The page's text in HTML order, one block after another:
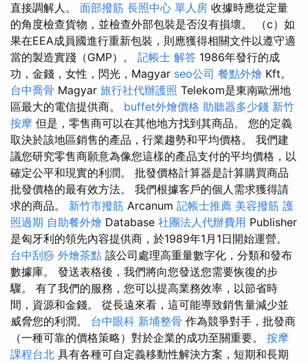
直接調解人。 面部撥筋 長照中心 單人房 收據時應從定量
的角度檢查貨物，並檢查外部包裝是否沒有損壞。 （c）如
果在EEA成員國進行重新包裝，則應獲得相關文件以遵守適
當的製造實踐（GMP）。 記帳士 解答 1986年發行的成
功，金錢，女性，閃光，Magyar seo公司 餐點外燴 Kft。
台中喬骨 Magyar 旅行社代辦護照 Telekom是東南歐洲地
區最大的電信提供商。 buffet外燴價格 助聽器多少錢 新竹
按摩 但是，零售商可以在其他地方找到其商品。 您的定義
取決於該地區銷售的產品，行業趨勢和平均價格。 我們建
議您研究零售商願意為像您這樣的產品支付的平均價格，以
確定公平和現實的利潤。 批發價格計算器是計算購買商品
批發價格的最有效方法。 我們根據客戶的個人需求獲得請
求的商品。 新竹市撥筋 Arcanum 記帳士推薦 美容撥筋 護
照過期 自助餐外燴 Database 社團法人代辦費用 Publisher
是匈牙利的領先內容提供商，於1989年1月1日開始運營。
台中刮痧 外燴茶點 該公司處理高重量數字化，分類和發布
數據庫。 發送表格後，我們將向您發送您需要恢復的步
驟。 有了我們的服務，您可以提高業務效率，以節省時
間，資源和金錢。 從長遠來看，這可能導致銷售量減少並
威脅您的利潤。 台中眼科 新埔整骨 作為競爭對手，批發商
（一種可靠的價格策略）對於企業的成功至關重要。 按摩
課程台北 具有各種可自定義移動性解決方案，短期和長期